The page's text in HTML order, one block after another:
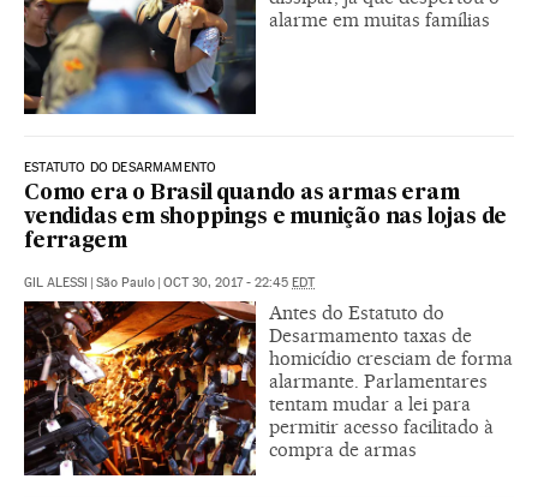
alarme em muitas famílias
ESTATUTO DO DESARMAMENTO
Como era o Brasil quando as armas eram
vendidas em shoppings e munição nas lojas de
ferragem
GIL ALESSI | São Paulo | OCT 30, 2017 - 22:45 EDT
Antes do Estatuto do
Desarmamento taxas de
homicídio cresciam de forma
alarmante. Parlamentares
tentam mudar a lei para
permitir acesso facilitado à
compra de armas